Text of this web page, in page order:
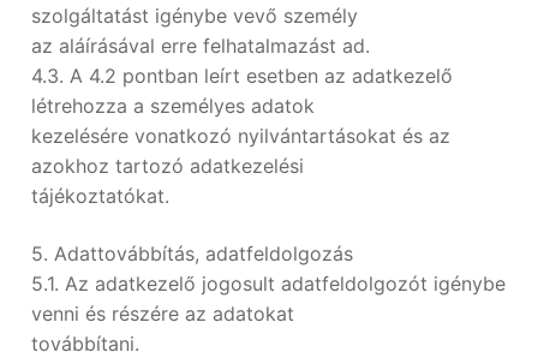
szolgáltatást igénybe vevő személy
az aláírásával erre felhatalmazást ad.
4.3. A 4.2 pontban leírt esetben az adatkezelő
létrehozza a személyes adatok
kezelésére vonatkozó nyilvántartásokat és az
azokhoz tartozó adatkezelési
tájékoztatókat.
5. Adattovábbítás, adatfeldolgozás
5.1. Az adatkezelő jogosult adatfeldolgozót igénybe
venni és részére az adatokat
továbbítani.